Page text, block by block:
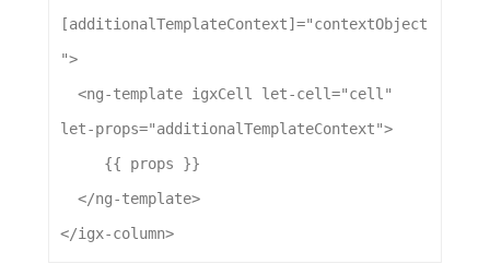
[additionalTemplateContext] ="contextObject
">
<ng-template igxCell let-cell="cell"
let-props="additionalTemplateContext">
     {{ props }}
</ng-template>
</igx-column>